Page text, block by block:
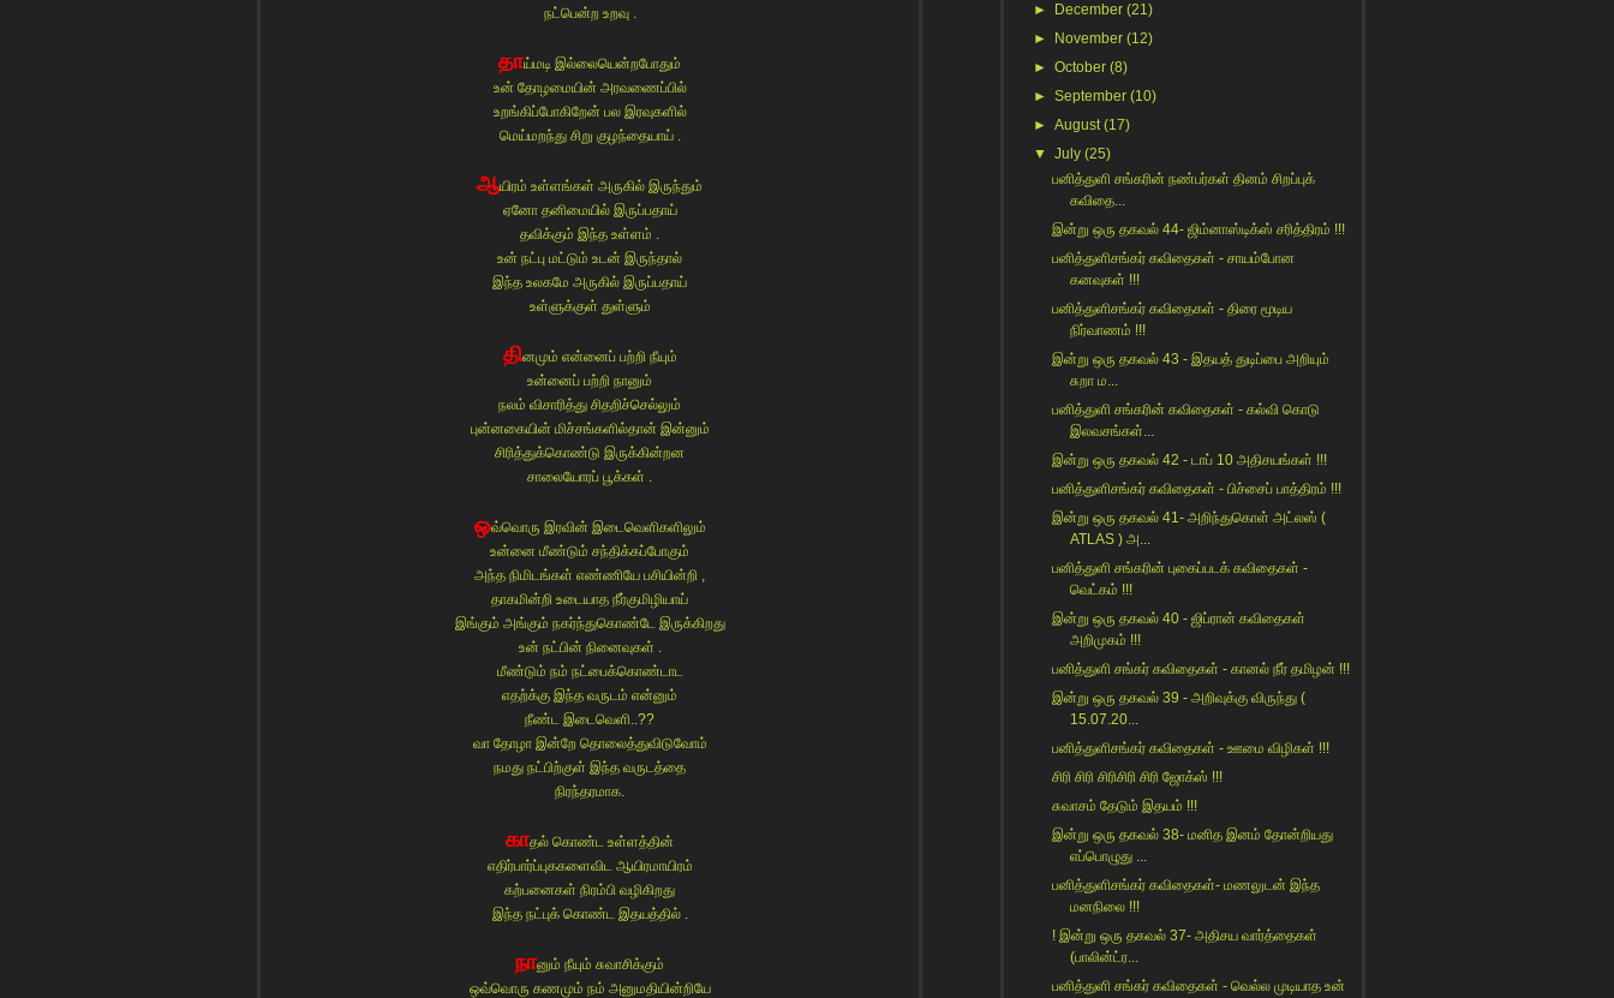
நட்பென்ற உறவு .
தாய்மடி இல்லையென்றபோதும்
உன் தோழமையின் அரவணைப்பில்
உறங்கிப்போகிறேன் பல இரவுகளில்
மெய்மறந்து சிறு குழந்தையாய் .
ஆயிரம் உள்ளங்கள் அருகில் இருந்தும்
ஏனோ தனிமையில் இருப்பதாய்
தவிக்கும் இந்த உள்ளம் .
உன் நட்பு மட்டும் உடன் இருந்தால்
இந்த உலகமே அருகில் இருப்பதாய்
உள்ளுக்குள் துள்ளும்
தினமும் என்னைப் பற்றி நீயும்
உன்னைப் பற்றி நானும்
நலம் விசாரித்து சிதறிச்செல்லும்
புன்னகையின் மிச்சங்களில்தான் இன்னும்
சிரித்துக்கொண்டு இருக்கின்றன
சாலையோரப் பூக்கள் .
ஒவ்வொரு இரவின் இடைவெளிகளிலும்
உன்னை மீண்டும் சந்திக்கப்போகும்
அந்த நிமிடங்கள் எண்ணியே பசியின்றி ,
தாகமின்றி உடையாத நீர்குமிழியாய்
இங்கும் அங்கும் நகர்ந்துகொண்டே இருக்கிறது
உன் நட்பின் நினைவுகள் .
மீண்டும் நம் நட்பைக்கொண்டாட
எதற்க்கு இந்த வருடம் என்னும்
நீண்ட இடைவெளி..??
வா தோழா இன்றே தொலைத்துவிடுவோம்
நமது நட்பிற்குள் இந்த வருடத்தை
நிரந்தரமாக.
காதல் கொண்ட உள்ளத்தின்
எதிர்பார்ப்புககளைவிட ஆயிரமாயிரம்
கற்பனைகள் நிரம்பி வழிகிறது
இந்த நட்புக் கொண்ட இதயத்தில் .
நானும் நீயும் சுவாசிக்கும்
ஒவ்வொரு கணமும் நம் அனுமதியின்றியே
►
December (21)
►
November (12)
►October (8)
►September (10)
►August (17)
▼ July (25)
பனித்துளி சங்கரின் நண்பர்கள் தினம் சிறப்புக்
கவிதை...
இன்று ஒரு தகவல் 44- ஜிம்னாஸ்டிக்ஸ் சரித்திரம் !!!
பனித்துளிசங்கர் கவிதைகள் - சாயம்போன
கனவுகள் !!!
பனித்துளிசங்கர் கவிதைகள் - திரை மூடிய
நிர்வாணம் !!!
இன்று ஒரு தகவல் 43 - இதயத் துடிப்பை அறியும்
சுறா ம...
பனித்துளி சங்கரின் கவிதைகள் - கல்வி கொடு
இலவசங்கள்...
இன்று ஒரு தகவல் 42 - டாப் 10 அதிசயங்கள் !!!
பனித்துளிசங்கர் கவிதைகள் - பிச்சைப் பாத்திரம் !!!
இன்று ஒரு தகவல் 41- அறிந்துகொள் அட்லஸ் (
ATLAS ) அ...
பனித்துளி சங்கரின் புகைப்படக் கவிதைகள் -
வெட்கம் !!!
இன்று ஒரு தகவல் 40 - ஜிப்ரான் கவிதைகள்
அறிமுகம் !!!
பனித்துளி சங்கர் கவிதைகள் - கானல் நீர் தமிழன் !!!
இன்று ஒரு தகவல் 39 - அறிவுக்கு விருந்து (
15.07.20...
பனித்துளிசங்கர் கவிதைகள் - ஊமை விழிகள் !!!
சிரி சிரி சிரிசிரி சிரி ஜோக்ஸ் !!!
சுவாசம் தேடும் இதயம் !!!
இன்று ஒரு தகவல் 38- மனித இனம் தோன்றியது
எப்பொழுது ...
பனித்துளிசங்கர் கவிதைகள்- மணலுடன் இந்த
மனநிலை !!!
! இன்று ஒரு தகவல் 37- அதிசய வார்த்தைகள்
(பாலின்ட்ர...
பனித்துளி சங்கர் கவிதைகள் - வெல்ல முடியாத உன்